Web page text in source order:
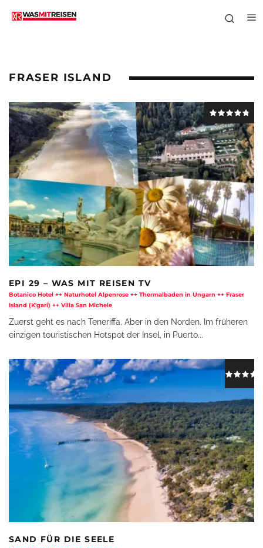
FRASER ISLAND
EPI 29 – WAS MIT REISEN TV
Botanico Hotel ++ Naturhotel Alpenrose ++ Thermalbaden in Ungarn ++ Fraser
Island (K'gari) ++ Villa San Michele
Zuerst geht es nach Teneriffa. Aber in den Norden. Im früheren
einzigen touristischen Hotspot der Insel, in Puerto...
SAND FÜR DIE SEELE